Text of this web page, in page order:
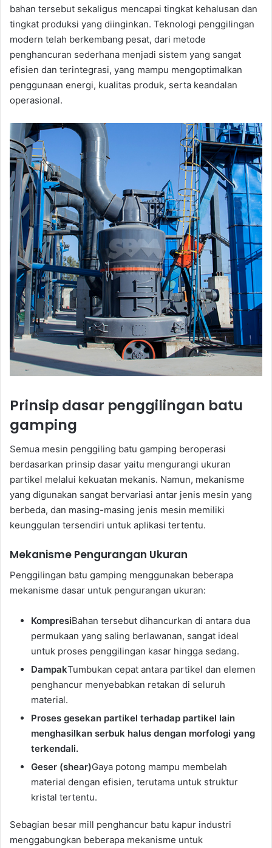
bahan tersebut sekaligus mencapai tingkat kehalusan dan
tingkat produksi yang diinginkan. Teknologi penggilingan
modern telah berkembang pesat, dari metode
penghancuran sederhana menjadi sistem yang sangat
efisien dan terintegrasi, yang mampu mengoptimalkan
penggunaan energi, kualitas produk, serta keandalan
operasional.
Prinsip dasar penggilingan batu
gamping
Semua mesin penggiling batu gamping beroperasi
berdasarkan prinsip dasar yaitu mengurangi ukuran
partikel melalui kekuatan mekanis. Namun, mekanisme
yang digunakan sangat bervariasi antar jenis mesin yang
berbeda, dan masing-masing jenis mesin memiliki
keunggulan tersendiri untuk aplikasi tertentu.
Mekanisme Pengurangan Ukuran
Penggilingan batu gamping menggunakan beberapa
mekanisme dasar untuk pengurangan ukuran:
KompresiBahan tersebut dihancurkan di antara dua
permukaan yang saling berlawanan, sangat ideal
untuk proses penggilingan kasar hingga sedang.
DampakTumbukan cepat antara partikel dan elemen
penghancur menyebabkan retakan di seluruh
material.
Proses gesekan partikel terhadap partikel lain
menghasilkan serbuk halus dengan morfologi yang
terkendali.
Geser (shear)Gaya potong mampu membelah
material dengan efisien, terutama untuk struktur
kristal tertentu.
Sebagian besar mill penghancur batu kapur industri
menggabungkan beberapa mekanisme untuk